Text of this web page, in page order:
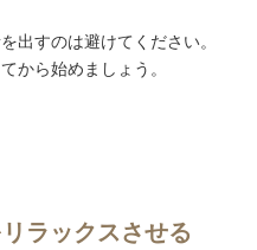
出すのは避けてください。
から始めましょう。
ラックスさせる